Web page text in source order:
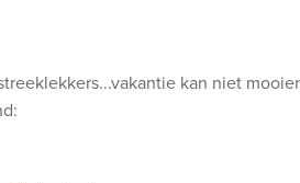
kan niet